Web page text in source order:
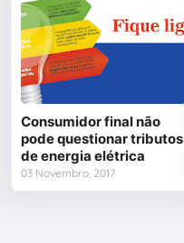
Consumidor final não
pode questionar tributos
de energia elétrica
03 Novembro, 2017